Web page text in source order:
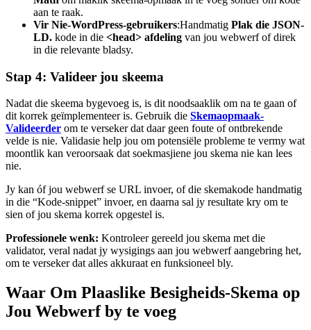
aan te raak.
Vir Nie-WordPress-gebruikers:Handmatig Plak die JSON-
LD. kode in die <head> afdeling van jou webwerf of direk
in die relevante bladsy.
Stap 4: Valideer jou skeema
Nadat die skeema bygevoeg is, is dit noodsaaklik om na te gaan of
dit korrek geïmplementeer is. Gebruik die Skemaopmaak-
Valideerder om te verseker dat daar geen foute of ontbrekende
velde is nie. Validasie help jou om potensiële probleme te vermy wat
moontlik kan veroorsaak dat soekmasjiene jou skema nie kan lees
nie.
Jy kan óf jou webwerf se URL invoer, of die skemakode handmatig
in die “Kode-snippet” invoer, en daarna sal jy resultate kry om te
sien of jou skema korrek opgestel is.
Professionele wenk: Kontroleer gereeld jou skema met die
validator, veral nadat jy wysigings aan jou webwerf aangebring het,
om te verseker dat alles akkuraat en funksioneel bly.
Waar Om Plaaslike Besigheids-Skema op
Jou Webwerf by te voeg